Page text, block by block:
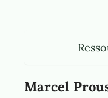
Marcel